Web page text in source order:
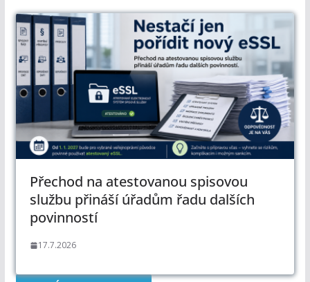
Přechod na atestovanou spisovou
službu přináší úřadům řadu dalších
povinností
17.7.2026